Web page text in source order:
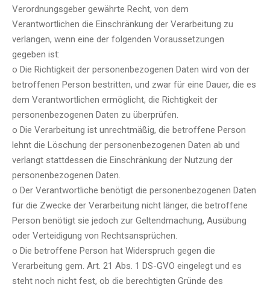
Verordnungsgeber gewährte Recht, von dem
Verantwortlichen die Einschränkung der Verarbeitung zu
verlangen, wenn eine der folgenden Voraussetzungen
gegeben ist:
o Die Richtigkeit der personenbezogenen Daten wird von der
betroffenen Person bestritten, und zwar für eine Dauer, die es
dem Verantwortlichen ermöglicht, die Richtigkeit der
personenbezogenen Daten zu überprüfen.
o Die Verarbeitung ist unrechtmäßig, die betroffene Person
lehnt die Löschung der personenbezogenen Daten ab und
verlangt stattdessen die Einschränkung der Nutzung der
personenbezogenen Daten.
o Der Verantwortliche benötigt die personenbezogenen Daten
für die Zwecke der Verarbeitung nicht länger, die betroffene
Person benötigt sie jedoch zur Geltendmachung, Ausübung
oder Verteidigung von Rechtsansprüchen.
o Die betroffene Person hat Widerspruch gegen die
Verarbeitung gem. Art. 21 Abs. 1 DS-GVO eingelegt und es
steht noch nicht fest, ob die berechtigten Gründe des